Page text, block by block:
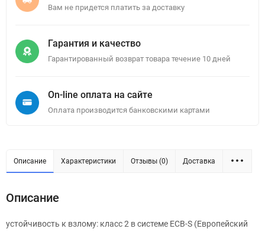
Вам не придется платить за доставку
Гарантия и качество
Гарантированный возврат товара течение 10 дней
On-line оплата на сайте
Оплата производится банковскими картами
Описание Характеристики Отзывы (0) Доставка
Описание
устойчивость к взлому: класс 2 в системе ECB-S (Европейский